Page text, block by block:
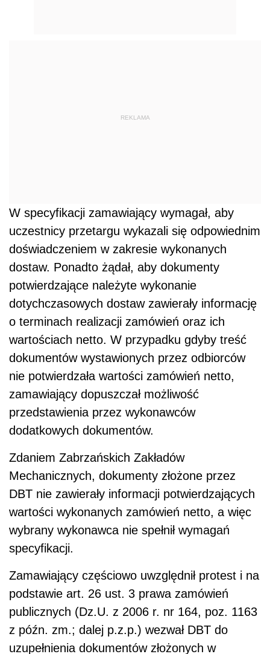
REKLAMA
W specyfikacji zamawiający wymagał, aby
uczestnicy przetargu wykazali się odpowiednim
doświadczeniem w zakresie wykonanych
dostaw. Ponadto żądał, aby dokumenty
potwierdzające należyte wykonanie
dotychczasowych dostaw zawierały informację
o terminach realizacji zamówień oraz ich
wartościach netto. W przypadku gdyby treść
dokumentów wystawionych przez odbiorców
nie potwierdzała wartości zamówień netto,
zamawiający dopuszczał możliwość
przedstawienia przez wykonawców
dodatkowych dokumentów.
Zdaniem Zabrzańskich Zakładów
Mechanicznych, dokumenty złożone przez
DBT nie zawierały informacji potwierdzających
wartości wykonanych zamówień netto, a więc
wybrany wykonawca nie spełnił wymagań
specyfikacji.
Zamawiający częściowo uwzględnił protest i na
podstawie art. 26 ust. 3 prawa zamówień
publicznych (Dz.U. z 2006 r. nr 164, poz. 1163
z późn. zm.; dalej p.z.p.) wezwał DBT do
uzupełnienia dokumentów złożonych w